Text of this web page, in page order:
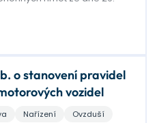
o stanovení pravidel
vozidel
Nařízení Ovzduší